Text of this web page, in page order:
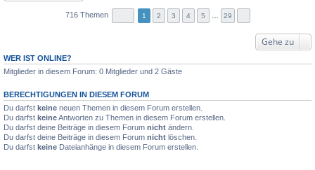
716 Themen 1 2 3 4 5 29
Gehe zu
WER IST ONLINE?
Mitglieder in diesem Forum: 0 Mitglieder und 2 Gäste
BERECHTIGUNGEN IN DIESEM FORUM
Du darfst keine neuen Themen in diesem Forum erstellen.
Du darfst keineAntworten zu Themen in diesem Forum erstellen.
Du darfst deine Beiträge in diesem Forum nicht ändern.
Du darfst deine Beiträge in diesem Forum nicht löschen.
Du darfst keine Dateianhänge in diesem Forum erstellen.